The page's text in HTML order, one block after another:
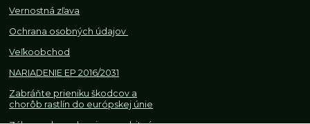
Vernostná zľava
Ochrana osobných údajov
Veľkoobchod
NARIADENIE EP 2016/2031
Zabráňte prieniku škodcov a
chorôb rastlín do európskej únie